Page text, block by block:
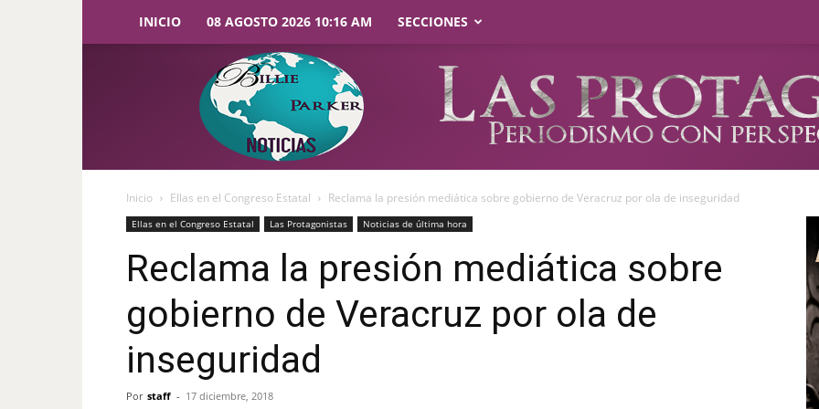
INICIO 08 AGOSTO 2026 10:16 AM SECCIONES
Parker
Noticias
Inicio Ellas en el Congreso Estatal Reclama la presión mediática sobre gobierno de Veracruz por ola de inseguridad
Ellas en el Congreso Estatal Las Protagonistas Noticias de última hora
Reclama la presión mediática sobre
gobierno de Veracruz por ola de
inseguridad
Por staff - 17 diciembre, 2018